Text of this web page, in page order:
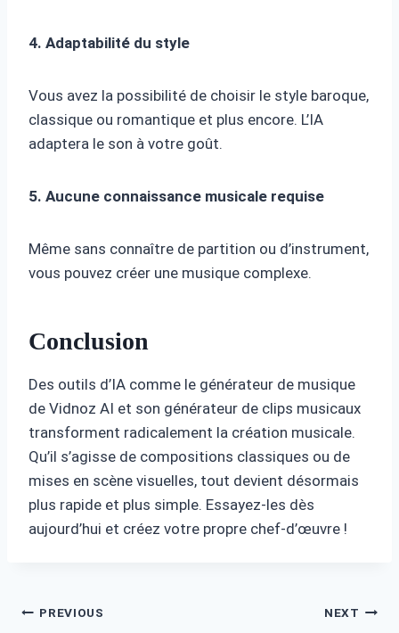
4. Adaptabilité du style
Vous avez la possibilité de choisir le style baroque,
classique ou romantique et plus encore. L’IA
adaptera le son à votre goût.
5. Aucune connaissance musicale requise
Même sans connaître de partition ou d’instrument,
vous pouvez créer une musique complexe.
Conclusion
Des outils d’IA comme le générateur de musique
de Vidnoz AI et son générateur de clips musicaux
transforment radicalement la création musicale.
Qu’il s’agisse de compositions classiques ou de
mises en scène visuelles, tout devient désormais
plus rapide et plus simple. Essayez-les dès
aujourd’hui et créez votre propre chef-d’œuvre !
Post
PREVIOUS NEXT